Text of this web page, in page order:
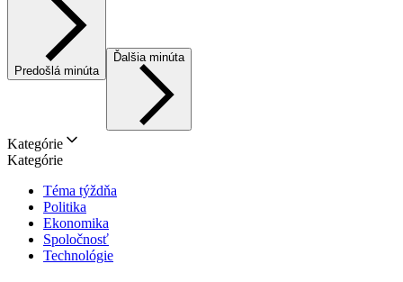
Predošlá minúta
Ďalšia minúta
Kategórie
Kategórie
Téma týždňa
Politika
Ekonomika
Spoločnosť
Technológie